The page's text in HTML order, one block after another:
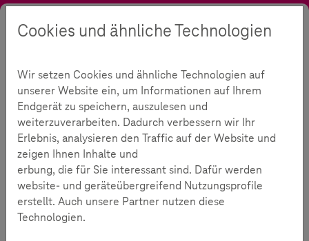
Suche Kontrast Sprache
Familie und Medien im Detail
Familie und Medien
Lesezeit:3Minuten
Familie und Medien 17.06.2026
Cookies und ähnliche Technologien
Wir setzen Cookies und ähnliche Technologien auf
unserer Website ein, um Informationen auf Ihrem
Endgerät zu speichern, auszulesen und
weiterzuverarbeiten. Dadurch verbessern wir Ihr
Erlebnis, analysieren den Traffic auf der Website und
zeigen Ihnen Inhalte und
erbung, die für Sie interessant sind. Dafür werden
website- und geräteübergreifend Nutzungsprofile
erstellt. Auch unsere Partner nutzen diese
Technologien.